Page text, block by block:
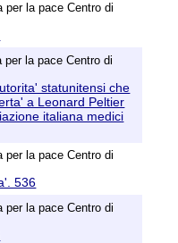
per la pace Centro di
per la pace Centro di
statunitensi che
a Leonard Peltier
italiana medici
per la pace Centro di
536
per la pace Centro di